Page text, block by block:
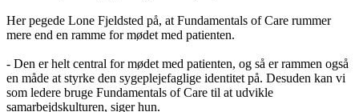
Her pegede Lone Fjeldsted på, at Fundamentals of Care rummer
mere end en ramme for mødet med patienten.
- Den er helt central for mødet med patienten, og så er rammen også
en måde at styrke den sygeplejefaglige identitet på. Desuden kan vi
som ledere bruge Fundamentals of Care til at udvikle
samarbejdskulturen, siger hun.